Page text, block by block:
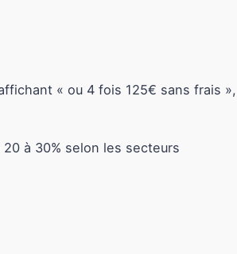
« ou 4 fois 125€ sans frais »,
20 à 30% selon les secteurs